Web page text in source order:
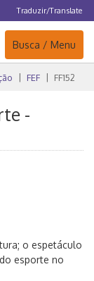
Traduzir/Translate
Navegação
Busca / Menu
FEF FF152
-
o espetáculo
esporte no